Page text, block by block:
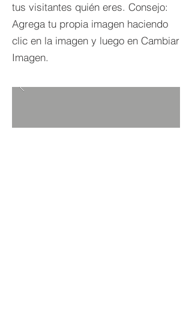
tus visitantes quién eres. Consejo:
Agrega tu propia imagen haciendo
clic en la imagen y luego en Cambiar
Imagen.